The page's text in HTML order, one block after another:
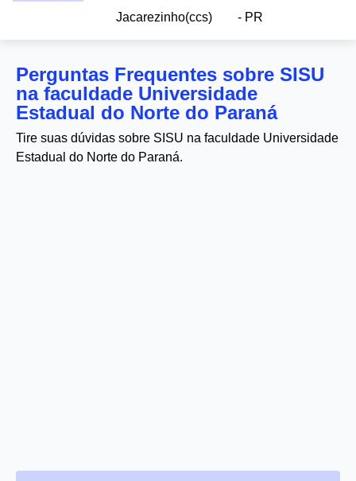
Jacarezinho(ccs)
- PR
Perguntas Frequentes sobre SISU
na faculdade Universidade
Estadual do Norte do Paraná
Tire suas dúvidas sobre SISU na faculdade Universidade
Estadual do Norte do Paraná.